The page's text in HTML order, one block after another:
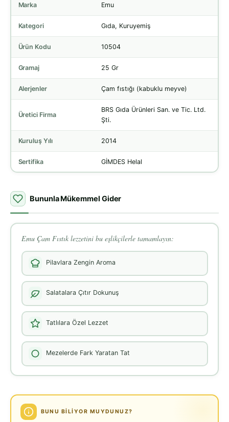
Marka Emu
Kategori Gıda, Kuruyemiş
Ürün Kodu 10504
Gramaj 25 Gr
Alerjenler Çam fıstığı (kabuklu meyve)
Üretici Firma
BRS Gıda Ürünleri San. ve Tic. Ltd.
Şti.
Kuruluş Yılı 2014
Sertifika GİMDES Helal
Bununla Mükemmel Gider
Emu Çam Fıstık lezzetini bu eşlikçilerle tamamlayın:
Pilavlara Zengin Aroma
Salatalara Çıtır Dokunuş
Tatlılara Özel Lezzet
Mezelerde Fark Yaratan Tat
BUNU BILIYOR MUYDUNUZ?